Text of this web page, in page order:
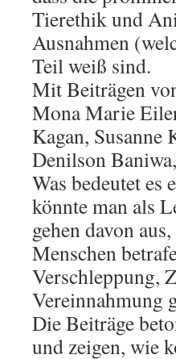
Tierethik und
Ausnahmen
Teil weiß sind.
Mit Beiträgen
Mona Marie
Kagan, Susanne
Denilson
Was bedeutet es
könnte man als
gehen davon
Menschen
Verschleppung,
Vereinnahmung
Die Beiträge
und zeigen, wie